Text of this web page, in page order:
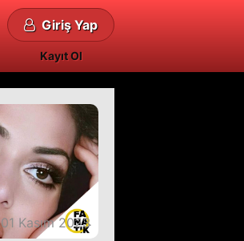
Giriş Yap
Kayıt Ol
01 Kasım 2023